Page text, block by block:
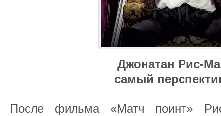
Джонатан Рис-
самый
После фильма «Матч поинт»